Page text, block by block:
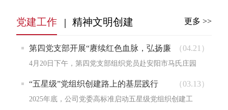
党建工作 精神文明创建 更多 >>
第四党支部开展“赓续红色血脉，弘扬廉
政精神”主题党日活动
（04.21）
4月20日下午，第四党支部组织党员赴安阳市马氏庄园
（河南省中共党史学习教育基地、河南省廉政教育基
地）开展...
“五星级”党组织创建路上的基层践行 （03.13）
2025年底，公司党委高标准启动五星级党组织创建工